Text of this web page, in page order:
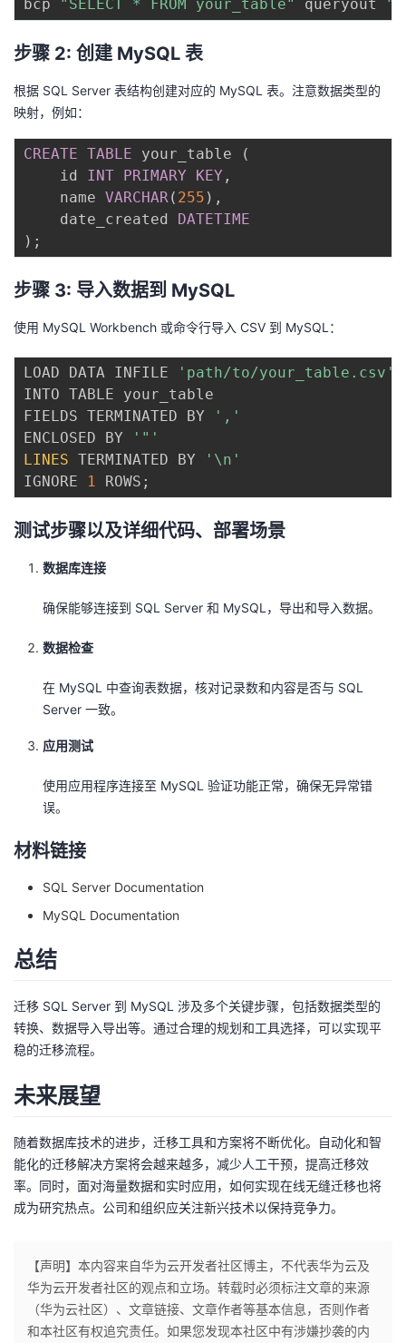
bcp "SELECT * FROM your_table" queryout
步骤 2: 创建 MySQL 表
根据 SQL Server 表结构创建对应的 MySQL 表。注意数据类型的
映射，例如：
CREATE TABLE your_table
(
    id
INT PRIMARY KEY ,
    name
VARCHAR ( 255 ) ,
    date_created
DATETIME
) ;
步骤 3: 导入数据到 MySQL
使用 MySQL Workbench 或命令行导入 CSV 到 MySQL：
LOAD DATA INFILE
'path/to/your_table.csv'
INTO TABLE your_table
FIELDS TERMINATED BY
','
ENCLOSED BY
'"'
LINES TERMINATED BY
'\n'
IGNORE
1 ROWS ;
测试步骤以及详细代码、部署场景
数据库连接
确保能够连接到 SQL Server 和 MySQL，导出和导入数据。
数据检查
在 MySQL 中查询表数据，核对记录数和内容是否与 SQL
Server 一致。
应用测试
使用应用程序连接至 MySQL 验证功能正常，确保无异常错
误。
材料链接
SQL Server Documentation
MySQL Documentation
总结
迁移 SQL Server 到 MySQL 涉及多个关键步骤，包括数据类型的
转换、数据导入导出等。通过合理的规划和工具选择，可以实现平
稳的迁移流程。
未来展望
随着数据库技术的进步，迁移工具和方案将不断优化。自动化和智
能化的迁移解决方案将会越来越多，减少人工干预，提高迁移效
率。同时，面对海量数据和实时应用，如何实现在线无缝迁移也将
成为研究热点。公司和组织应关注新兴技术以保持竞争力。
【声明】本内容来自华为云开发者社区博主，不代表华为云及
华为云开发者社区的观点和立场。转载时必须标注文章的来源
（华为云社区）、文章链接、文章作者等基本信息，否则作者
和本社区有权追究责任。如果您发现本社区中有涉嫌抄袭的内